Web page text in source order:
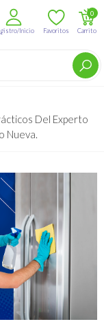
Inicio Favoritos Carrito
0
Del Experto
Nueva.